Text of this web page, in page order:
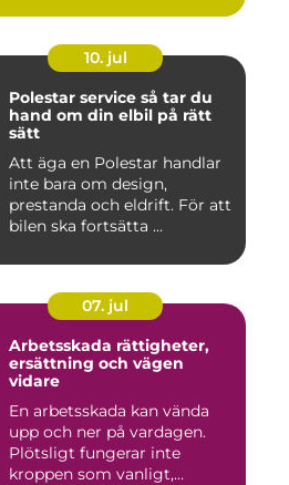
10. jul
Polestar service så tar du
hand om din elbil på rätt
sätt
Att äga en Polestar handlar
inte bara om design,
prestanda och eldrift. För att
bilen ska fortsätta ...
07. jul
Arbetsskada rättigheter,
ersättning och vägen
vidare
En arbetsskada kan vända
upp och ner på vardagen.
Plötsligt fungerar inte
kroppen som vanligt,